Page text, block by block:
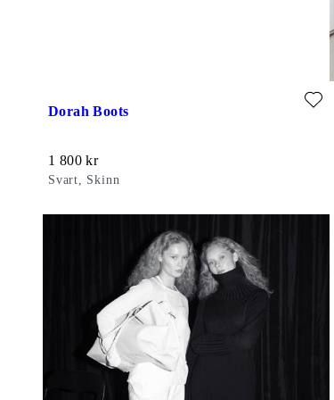
Dorah Boots
Pris:
1 800kr
Svart, Skinn
Lägg till favorit: DORAH BOOTS (Svart, Skinn)